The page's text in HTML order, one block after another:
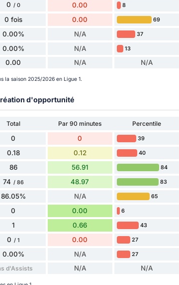
0 / 0 0.00 8
0 fois 0.00 69
0.00% N/A 37
0.00% N/A 13
0.00 N/A N/A
la saison 2025/2026 en Ligue 1.
d'opportunité
Total Par 90 minutes
Percentile
0 0 39
0.18 0.12 40
86 56.91 84
74 / 86 48.97 83
86.05% N/A 65
0 0.00 6
1 0.66 43
0 / 1 0.00 27
0.00% N/A 27
d'Assists N/A N/A